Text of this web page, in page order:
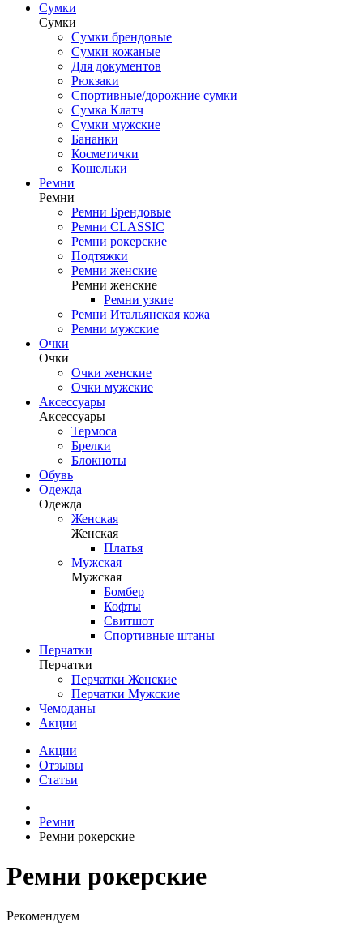
Сумки
Сумки
Сумки брендовые
Сумки кожаные
Для документов
Рюкзаки
Спортивные/дорожние сумки
Сумка Клатч
Сумки мужские
Бананки
Косметички
Кошельки
Ремни
Ремни
Ремни Брендовые
Ремни CLASSIC
Ремни рокерские
Подтяжки
Ремни женские
Ремни женские
Ремни узкие
Ремни Итальянская кожа
Ремни мужские
Очки
Очки
Очки женские
Очки мужские
Аксессуары
Аксессуары
Термоса
Брелки
Блокноты
Обувь
Одежда
Одежда
Женская
Женская
Платья
Мужская
Мужская
Бомбер
Кофты
Свитшот
Спортивные штаны
Перчатки
Перчатки
Перчатки Женские
Перчатки Мужские
Чемоданы
Акции
Акции
Отзывы
Статьи
Ремни
Ремни рокерские
Ремни рокерские
Рекомендуем